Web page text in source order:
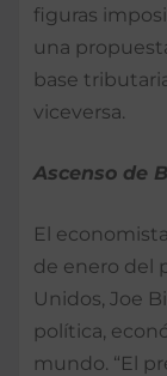
figuras
una
base
viceversa.
Ascenso de
El
de enero del
Unidos, Joe
política,
mundo. “El